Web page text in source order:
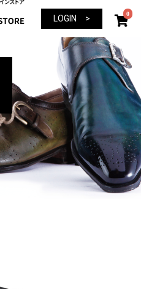
LOGIN > 0